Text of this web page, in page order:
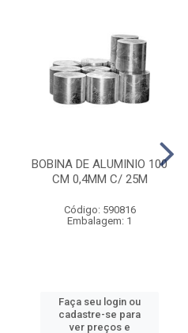
BOBINA DE ALUMINIO 100
CM 0,4MM C/ 25M
Código: 590816
Embalagem: 1
Faça seu login ou
cadastre-se para
ver preços e